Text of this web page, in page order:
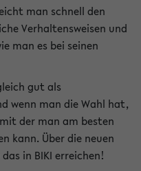
man schnell den
Verhaltensweisen und
man es bei seinen
gut als
wenn man die Wahl hat,
der man am besten
kann. Über die neuen
in BIKI erreichen!